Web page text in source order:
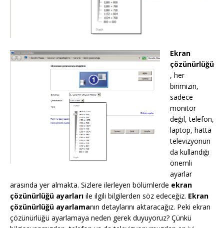
Ekran
çözünürlüğü
, her
birimizin,
sadece
monitör
değil, telefon,
laptop, hatta
televizyonun
da kullandığı
önemli
ayarlar
arasında yer almakta. Sizlere ilerleyen bölümlerde ekran
çözünürlüğü ayarları ile ilgili bilgilerden söz edeceğiz. Ekran
çözünürlüğü ayarlamanın detaylarını aktaracağız. Peki ekran
çözünürlüğü ayarlamaya neden gerek duyuyoruz? Çünkü